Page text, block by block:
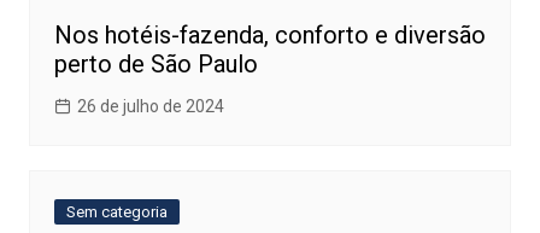
Nos hotéis-fazenda, conforto e diversão
perto de São Paulo
26 de julho de 2024
Sem categoria